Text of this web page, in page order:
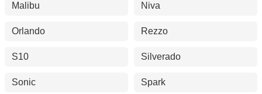
Malibu Niva
Orlando Rezzo
S10 Silverado
Sonic Spark